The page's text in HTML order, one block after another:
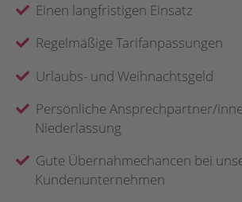
Einen langfristigen Einsatz
Regelmäßige Tarifanpassungen
Urlaubs- und Weihnachtsgeld
Persönliche Ansprechpartner/
Niederlassung
Gute Übernahmechancen bei
Kundenunternehmen